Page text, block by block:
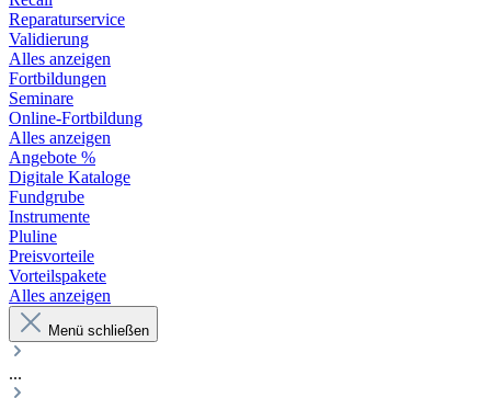
Reparaturservice
Validierung
Alles anzeigen
Fortbildungen
Seminare
Online-Fortbildung
Alles anzeigen
Angebote %
Digitale Kataloge
Fundgrube
Instrumente
Pluline
Preisvorteile
Vorteilspakete
Alles anzeigen
Menü schließen
...